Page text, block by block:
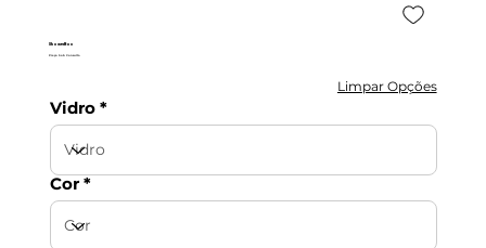
ShowerBox
Preço Sob Consulta
Limpar Opções
Vidro
Cor